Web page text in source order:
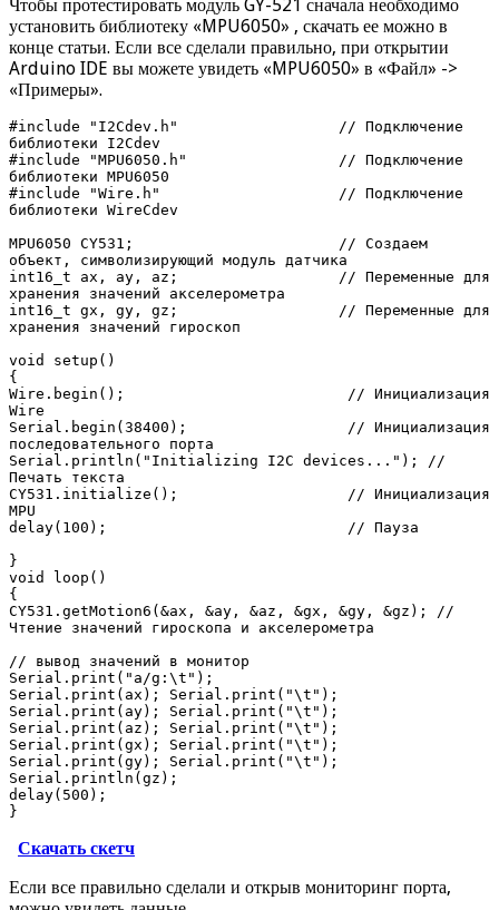
Чтобы протестировать модуль GY-521 сначала необходимо
установить библиотеку «MPU6050» , скачать ее можно в
конце статьи. Если все сделали правильно, при открытии
Arduino IDE вы можете увидеть «MPU6050» в «Файл» ->
«Примеры».
#include "I2Cdev.h"                  // Подключение
библиотеки I2Cdev
#include "MPU6050.h"                 // Подключение
библиотеки MPU6050
#include "Wire.h"                    // Подключение
библиотеки WireCdev
MPU6050 CY531;                       // Создаем
объект, символизирующий модуль датчика
int16_t ax, ay, az;                  // Переменные для
хранения значений акселерометра
int16_t gx, gy, gz;                  // Переменные для
хранения значений гироскоп
void setup()
{
Wire.begin();                         // Инициализация
Wire
Serial.begin(38400);                  // Инициализация
последовательного порта
Serial.println("Initializing I2C devices..."); //
Печать текста
CY531.initialize();                   // Инициализация
MPU
delay(100);                           // Пауза
}
void loop()
{
CY531.getMotion6(&ax, &ay, &az, &gx, &gy, &gz); //
Чтение значений гироскопа и акселерометра
// вывод значений в монитор
Serial.print("a/g:\t");
Serial.print(ax); Serial.print("\t");
Serial.print(ay); Serial.print("\t");
Serial.print(az); Serial.print("\t");
Serial.print(gx); Serial.print("\t");
Serial.print(gy); Serial.print("\t");
Serial.println(gz);
delay(500);
}
Скачать скетч
Если все правильно сделали и открыв мониторинг порта,